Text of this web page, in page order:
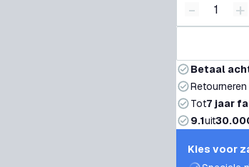
Verminder
- +
Betaal
Tot7 jaar
9.1uit
Kies voor